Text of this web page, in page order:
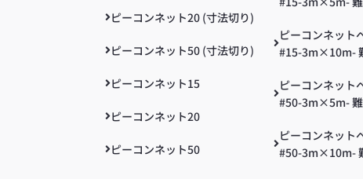
ピーコンネット20 (寸法切り)
ピーコンネット50 (寸法切り)
ピーコンネット15
ピーコンネット20
ピーコンネット50
ピーコンネット
#15-3m×10m-
ピーコンネット
#50-3m×5m- 難
ピーコンネット
#50-3m×10m-